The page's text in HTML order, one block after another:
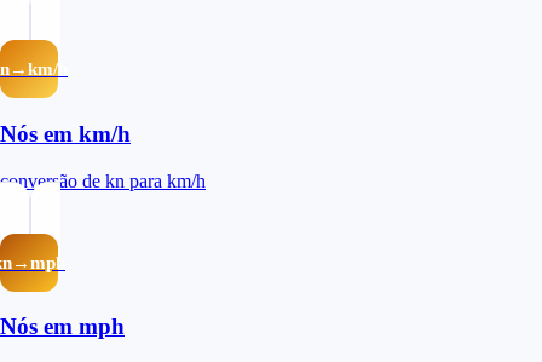
h
Nós em km/h
conversão de kn para km/h
Nós em mph